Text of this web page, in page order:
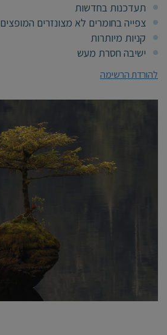
תעדכנות בחדשות
צפייה בחומרים לא מצונזרים
קניות מיותרות
ישיבה חסרת מעש
להורדת הרשימה